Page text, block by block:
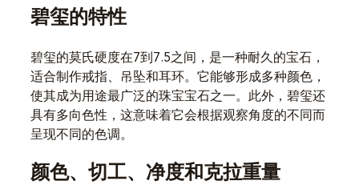
碧玺的特性
碧玺的莫氏硬度在7到7.5之间，是一种耐久的宝石，
适合制作戒指、吊坠和耳环。它能够形成多种颜色，
使其成为用途最广泛的珠宝宝石之一。此外，碧玺还
具有多向色性，这意味着它会根据观察角度的不同而
呈现不同的色调。
颜色、切工、净度和克拉重量